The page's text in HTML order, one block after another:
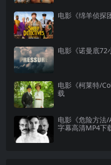
电影《绵羊侦探
电影《诺曼底72
电影《柯莱特/
载
电影《危险方
字幕高清MP4下